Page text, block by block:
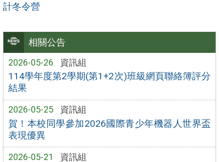
相關公告
2026-05-26 資訊組
114學年度第2學期(第1+2次)班級網頁聯絡簿評分
結果
2026-05-25 資訊組
賀！本校同學參加2026國際青少年機器人世界盃
表現優異
2026-05-21 資訊組
計冬令營